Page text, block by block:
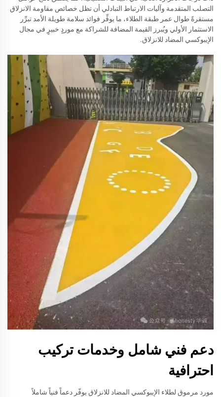
التصلب المتقدمة وآليات الارتباط التبادلي أن تظل خصائص مقاومة الانزلاق
مستقرةً طوال عمر طبقة الطلاء، ما يوفِّر فوائد سلامة طويلة الأمد تبرِّر
الاستثمار الأولي ويُبرز القيمة المضافة للشراكة مع موردٍ خبيرٍ في مجال
الإيبوكسي المضاد للانزلاق.
دعم فني شامل وخدمات تركيب
احترافية
مورد مرموق لطلاء الإيبوكسي المضاد للانزلاق يوفّر دعماً فنياً شاملاً